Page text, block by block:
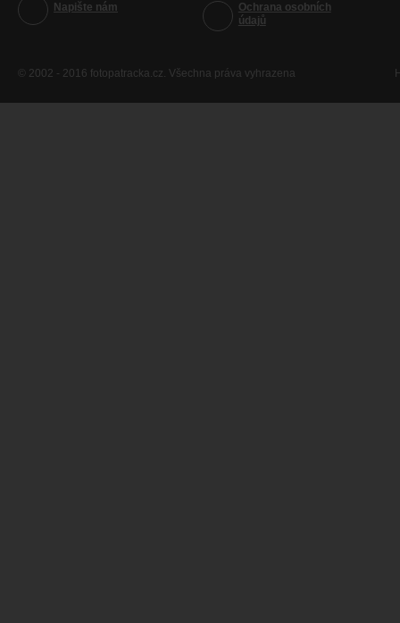
Napište nám
Ochrana osobních
údajů
© 2002 - 2016 fotopatracka.cz. Všechna práva vyhrazena